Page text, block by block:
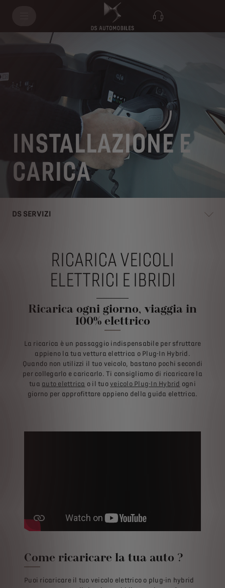
INSTALLAZIONE E
CARICA
DS SERVIZI
RICARICA VEICOLI
ELETTRICI E IBRIDI
Ricarica ogni giorno, viaggia in
100% elettrico
La ricarica è un passaggio indispensabile per sfruttare
appieno la tua vettura elettrica o Plug-In Hybrid.
Quando non utilizzi il tuo veicolo, bastano pochi secondi
per collegarlo e caricarlo. Ti consigliamo di ricaricare la
tua auto elettrica o il tuoveicolo Plug-In Hybrid ogni
giorno per approfittare appieno della guida elettrica.
Come ricaricare la tua auto ?
Puoi ricaricare il tuo veicolo elettrico o plug-in hybrid